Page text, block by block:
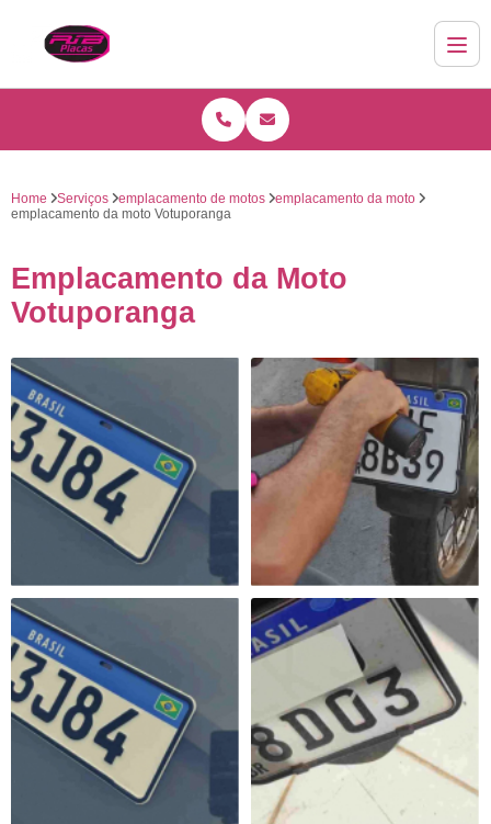
Home Serviços emplacamento de motos
emplacamento da moto
emplacamento da moto Votuporanga
Emplacamento da Moto
Votuporanga